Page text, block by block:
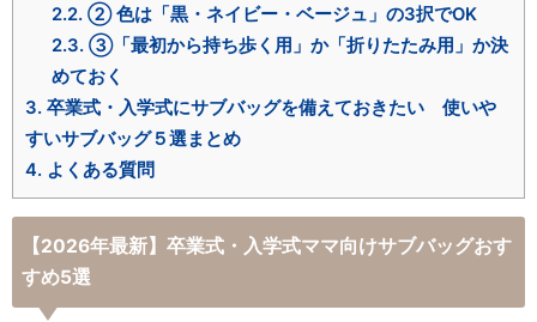
2.2. ② 色は「黒・ネイビー・ベージュ」の3択でOK
2.3. ③「最初から持ち歩く用」か「折りたたみ用」か決
めておく
3. 卒業式・入学式にサブバッグを備えておきたい 使いや
すいサブバッグ５選まとめ
4. よくある質問
【2026年最新】卒業式・入学式ママ向けサブバッグおす
すめ5選